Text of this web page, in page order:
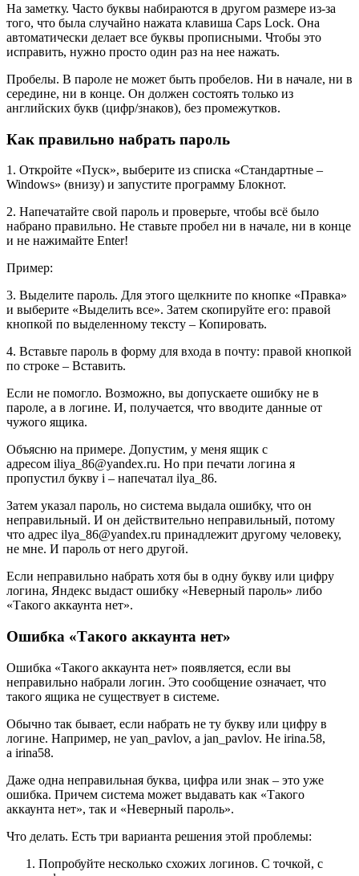
На заметку. Часто буквы набираются в другом размере из-за
того, что была случайно нажата клавиша Caps Lock. Она
автоматически делает все буквы прописными. Чтобы это
исправить, нужно просто один раз на нее нажать.
Пробелы. В пароле не может быть пробелов. Ни в начале, ни в
середине, ни в конце. Он должен состоять только из
английских букв (цифр/знаков), без промежутков.
Как правильно набрать пароль
1 . Откройте «Пуск», выберите из списка «Стандартные –
Windows» (внизу) и запустите программу Блокнот.
2. Напечатайте свой пароль и проверьте, чтобы всё было
набрано правильно. Не ставьте пробел ни в начале, ни в конце
и не нажимайте Enter!
Пример:
3. Выделите пароль. Для этого щелкните по кнопке «Правка»
и выберите «Выделить все». Затем скопируйте его: правой
кнопкой по выделенному тексту – Копировать.
4. Вставьте пароль в форму для входа в почту: правой кнопкой
по строке – Вставить.
Если не помогло. Возможно, вы допускаете ошибку не в
пароле, а в логине. И, получается, что вводите данные от
чужого ящика.
Объясню на примере. Допустим, у меня ящик с
адресом iliya_86@yandex.ru. Но при печати логина я
пропустил букву i – напечатал ilya_86.
Затем указал пароль, но система выдала ошибку, что он
неправильный. И он действительно неправильный, потому
что адрес ilya_86@yandex.ru принадлежит другому человеку,
не мне. И пароль от него другой.
Если неправильно набрать хотя бы в одну букву или цифру
логина, Яндекс выдаст ошибку «Неверный пароль» либо
«Такого аккаунта нет».
Ошибка «Такого аккаунта нет»
Ошибка «Такого аккаунта нет» появляется, если вы
неправильно набрали логин. Это сообщение означает, что
такого ящика не существует в системе.
Обычно так бывает, если набрать не ту букву или цифру в
логине. Например, не yan_pavlov, а jan_pavlov. Не irina.58,
а irina58.
Даже одна неправильная буква, цифра или знак – это уже
ошибка. Причем система может выдавать как «Такого
аккаунта нет», так и «Неверный пароль».
Что делать. Есть три варианта решения этой проблемы:
Попробуйте несколько схожих логинов. С точкой, с